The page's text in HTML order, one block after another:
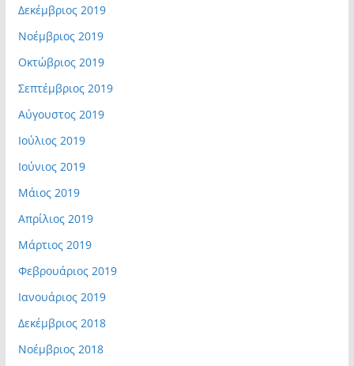
Δεκέμβριος 2019
Νοέμβριος 2019
Οκτώβριος 2019
Σεπτέμβριος 2019
Αύγουστος 2019
Ιούλιος 2019
Ιούνιος 2019
Μάιος 2019
Απρίλιος 2019
Μάρτιος 2019
Φεβρουάριος 2019
Ιανουάριος 2019
Δεκέμβριος 2018
Νοέμβριος 2018